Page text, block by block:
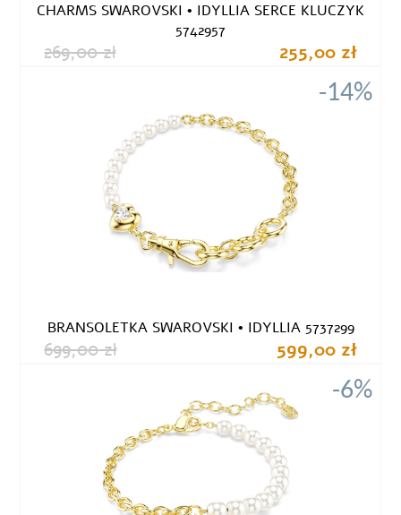
CHARMS SWAROVSKI • IDYLLIA SERCE KLUCZYK
5742957
269,00 zł 255,00 zł
-14%
BRANSOLETKA SWAROVSKI • IDYLLIA 5737299
699,00 zł 599,00 zł
-6%